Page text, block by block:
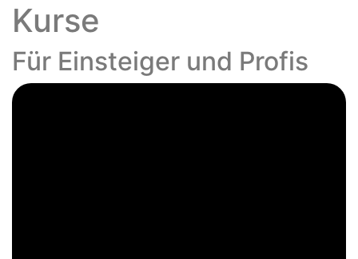
Kurse
Für Einsteiger und Profis